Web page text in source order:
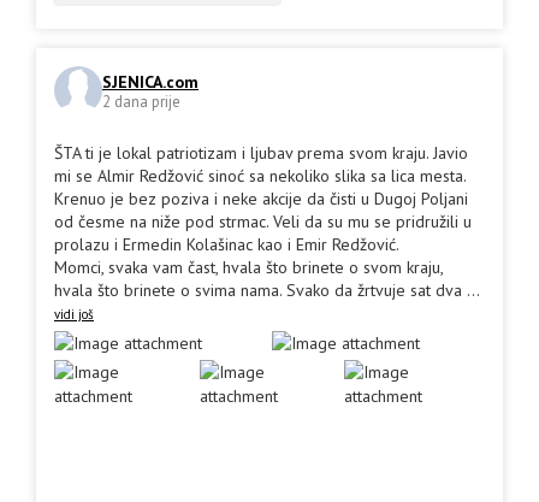
SJENICA.com
2 dana prije
ŠTA ti je lokal patriotizam i ljubav prema svom kraju. Javio
mi se Almir Redžović sinoć sa nekoliko slika sa lica mesta.
Krenuo je bez poziva i neke akcije da čisti u Dugoj Poljani
od česme na niže pod strmac. Veli da su mu se pridružili u
prolazu i Ermedin Kolašinac kao i Emir Redžović.
Momci, svaka vam čast, hvala što brinete o svom kraju,
hvala što brinete o svima nama. Svako da žrtvuje sat dva ...
vidi još